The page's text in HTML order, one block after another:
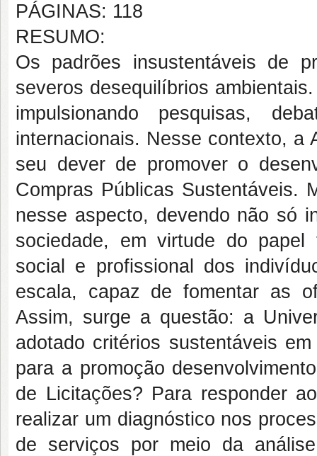
PÁGINAS: 118
RESUMO:
Os padrões insustentáveis de
severos desequilíbrios
impulsionando pesquisas,
internacionais. Nesse contexto, a
seu dever de promover o
Compras Públicas Sustentáveis.
nesse aspecto, devendo não só
sociedade, em virtude do papel
social e profissional dos
escala, capaz de fomentar as
Assim, surge a questão: a
adotado critérios sustentáveis
para a promoção
de Licitações? Para responder
realizar um diagnóstico nos
de serviços por meio da